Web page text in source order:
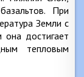
При
Земли с
она достигает
тепловым